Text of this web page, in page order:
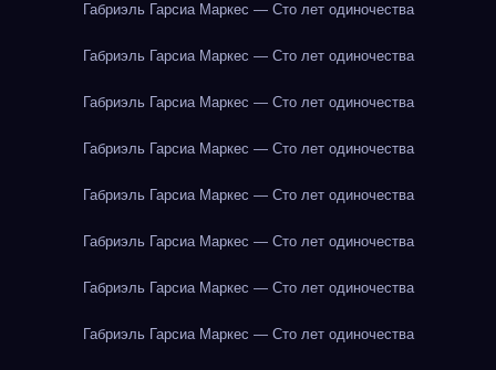
Габриэль Гарсиа Маркес — Сто лет одиночества
Габриэль Гарсиа Маркес — Сто лет одиночества
Габриэль Гарсиа Маркес — Сто лет одиночества
Габриэль Гарсиа Маркес — Сто лет одиночества
Габриэль Гарсиа Маркес — Сто лет одиночества
Габриэль Гарсиа Маркес — Сто лет одиночества
Габриэль Гарсиа Маркес — Сто лет одиночества
Габриэль Гарсиа Маркес — Сто лет одиночества